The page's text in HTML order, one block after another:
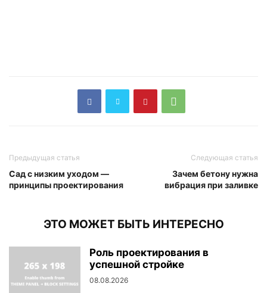
Предыдущая статья
Сад с низким уходом —
принципы проектирования
Следующая статья
Зачем бетону нужна
вибрация при заливке
ЭТО МОЖЕТ БЫТЬ ИНТЕРЕСНО
Роль проектирования в
успешной стройке
08.08.2026